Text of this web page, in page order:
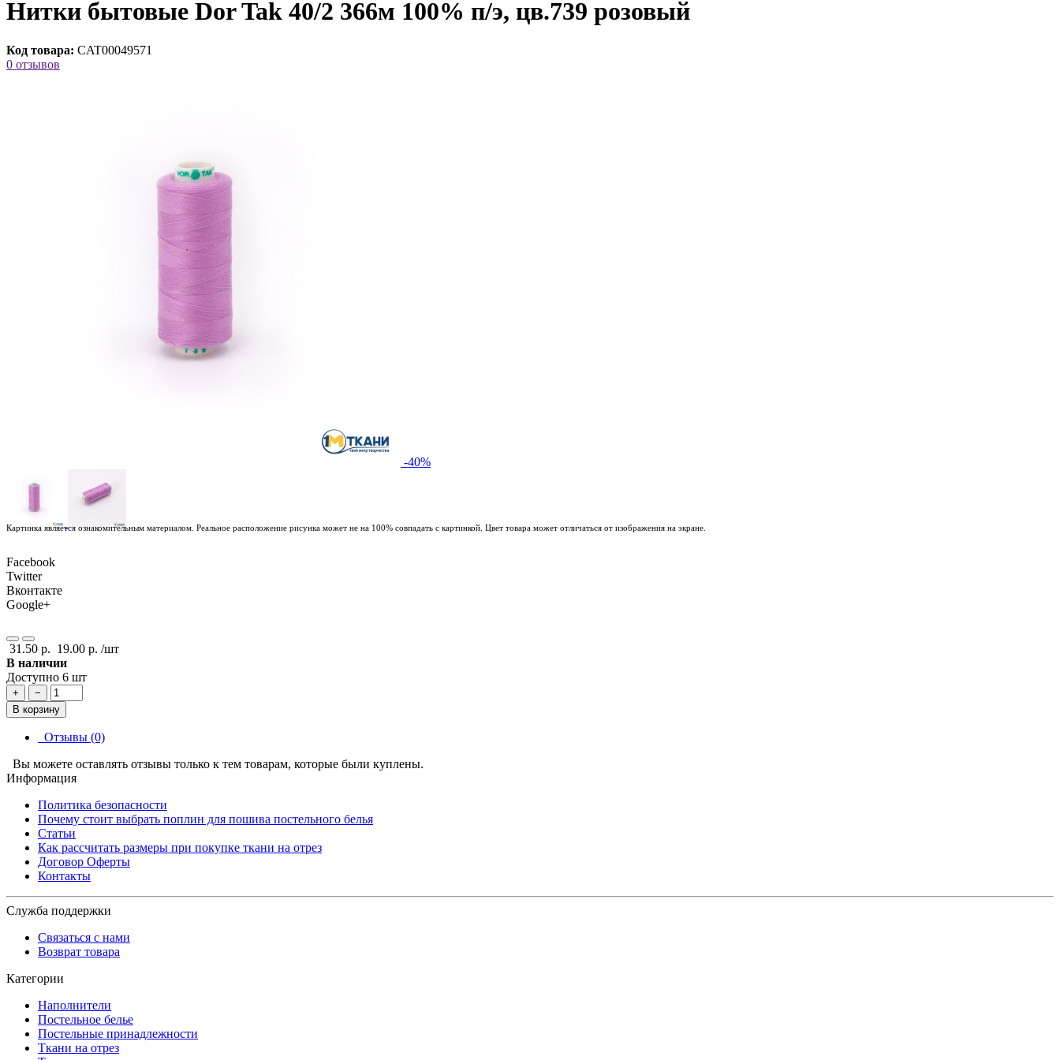
Нитки бытовые Dor Tak 40/2 366м 100% п/э, цв.739 розовый
Код товара: CAT00049571
0 отзывов
-40%
Картинка является ознакомительным материалом. Реальное расположение рисунка может не на 100% совпадать с картинкой. Цвет товара может отличаться от изображения на экране.
Facebook
Twitter
Вконтакте
Google+
31.50 р. 19.00 р. /шт
В наличии
Доступно 6 шт
+
−
В корзину
Отзывы (0)
Вы можете оставлять отзывы только к тем товарам, которые были куплены.
Информация
Политика безопасности
Почему стоит выбрать поплин для пошива постельного белья
Статьи
Как рассчитать размеры при покупке ткани на отрез
Договор Оферты
Контакты
Служба поддержки
Связаться с нами
Возврат товара
Категории
Наполнители
Постельное белье
Постельные принадлежности
Ткани на отрез